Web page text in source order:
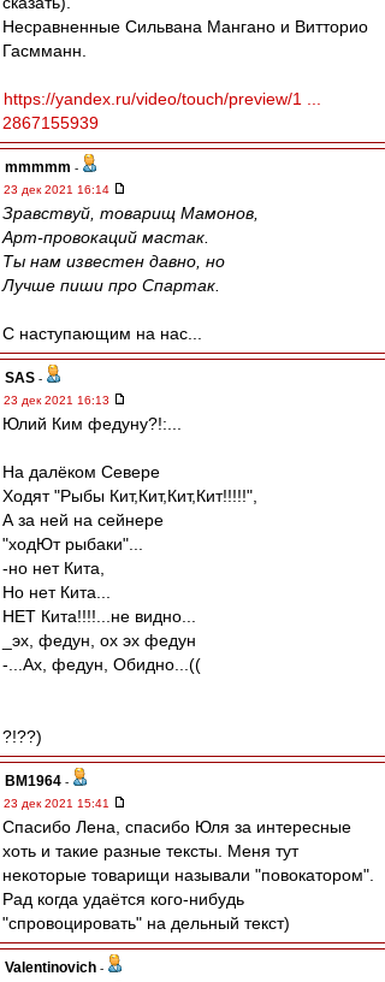
Несравненные Сильвана Мангано и Витторио
Гасмманн.
https://yandex.ru/video/touch/preview/1 ...
2867155939
mmmmm -
23 дек 2021 16:14
Зравствуй, товарищ Мамонов,
Арт-провокаций мастак.
Ты нам известен давно, но
Лучше пиши про Спартак.
С наступающим на нас...
SAS -
23 дек 2021 16:13
Юлий Ким федуну?!:...
На далёком Севере
Ходят "Рыбы Кит,Кит,Кит,Кит!!!!!",
А за ней на сейнере
"ходЮт рыбаки"...
-но нет Кита,
Но нет Кита...
НЕТ Кита!!!!...не видно...
_эх, федун, ох эх федун
-...Ах, федун, Обидно...((
?!??)
BM1964 -
23 дек 2021 15:41
Спасибо Лена, спасибо Юля за интересные
хоть и такие разные тексты. Меня тут
некоторые товарищи называли "повокатором".
Рад когда удаётся кого-нибудь
"спровоцировать" на дельный текст)
Valentinovich -